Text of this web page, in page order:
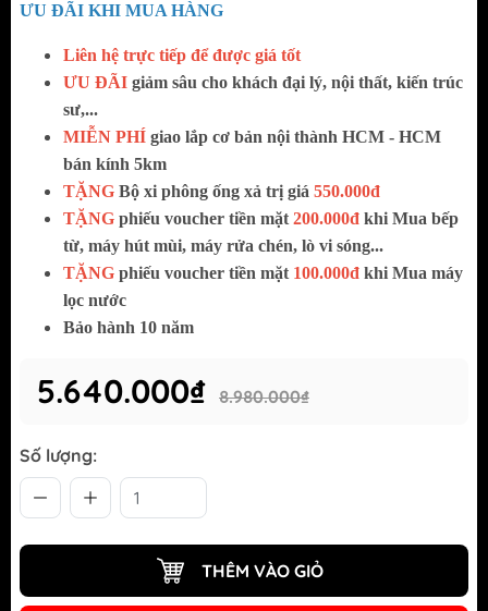
ƯU ĐÃI KHI MUA HÀNG
Liên hệ trực tiếp để được giá tốt
ƯU ĐÃI giảm sâu cho khách đại lý, nội thất, kiến trúc
sư,...
MIỄN PHÍ giao lắp cơ bản nội thành HCM - HCM
bán kính 5km
TẶNG Bộ xi phông ống xả trị giá 550.000đ
TẶNG phiếu voucher tiền mặt 200.000đ khi Mua bếp
từ, máy hút mùi, máy rửa chén, lò vi sóng...
TẶNG phiếu voucher tiền mặt 100.000đ khi Mua máy
lọc nước
Bảo hành 10 năm
5.640.000₫ 8.980.000₫
Số lượng:
THÊM VÀO GIỎ